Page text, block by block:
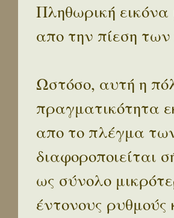
Πληθωρική
απο την πίεση
Ωστόσο, αυτή η
πραγματικότητα
απο το πλέγμα
διαφοροποιείται
ως σύνολο
έντονους ρυθμούς